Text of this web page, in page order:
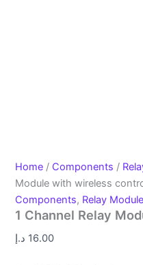
Home / Components /
Module with wireless
Components, Relay Module
1 Channel Relay
16.00 د.إ